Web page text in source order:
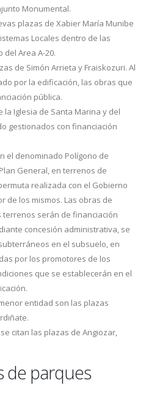
Monumental.
plazas de Xabier María Munibe
Locales dentro de las
Area A-20.
de Simón Arrieta y Fraiskozuri. Al
por la edificación, las obras que
pública.
la Iglesia de Santa Marina y del
gestionados con financiación
el denominado Polígono de
General, en terrenos de
realizada con el Gobierno
de los mismos. Las obras de
terrenos serán de financiación
concesión administrativa, se
en el subsuelo, en
por los promotores de los
que se establecerán en el
entidad son las plazas
citan las plazas de Angiozar,
de parques